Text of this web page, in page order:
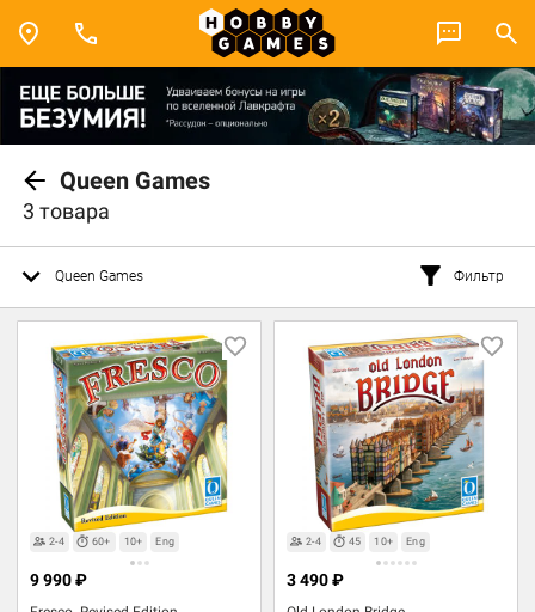
Queen Games
3 товара
Queen Games Фильтр
2-4 60+ 10+ Eng
9 990 ₽
2-4 45 10+ Eng
3 490 ₽